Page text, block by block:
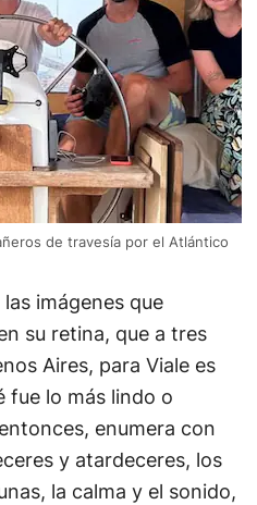
de travesía por el Atlántico
imágenes que
su retina, que a tres
Aires, para Viale es
fue lo más lindo o
enumera con
y atardeceres, los
la calma y el sonido,